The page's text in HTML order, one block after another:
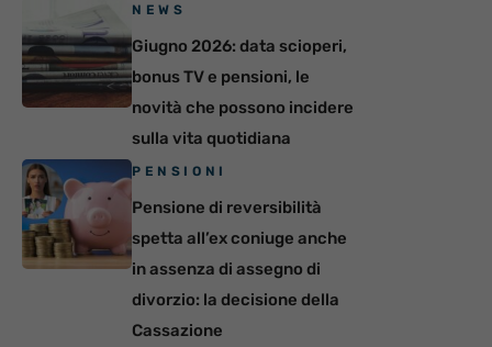
NEWS
Giugno 2026: data scioperi,
bonus TV e pensioni, le
novità che possono incidere
sulla vita quotidiana
PENSIONI
Pensione di reversibilità
spetta all’ex coniuge anche
in assenza di assegno di
divorzio: la decisione della
Cassazione